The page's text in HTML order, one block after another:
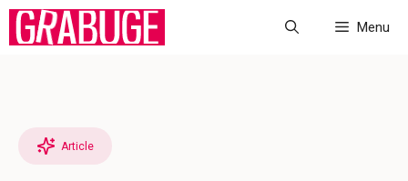
Aller
Menu
Article